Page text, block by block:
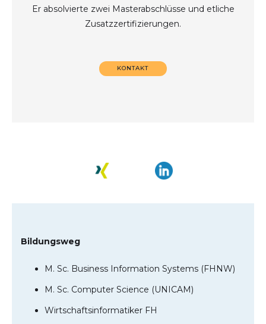
Er absolvierte zwei Masterabschlüsse und etliche
Zusatzzertifizierungen.
KONTAKT
Bildungsweg
M. Sc. Business Information Systems (FHNW)
M. Sc. Computer Science (UNICAM)
Wirtschaftsinformatiker FH